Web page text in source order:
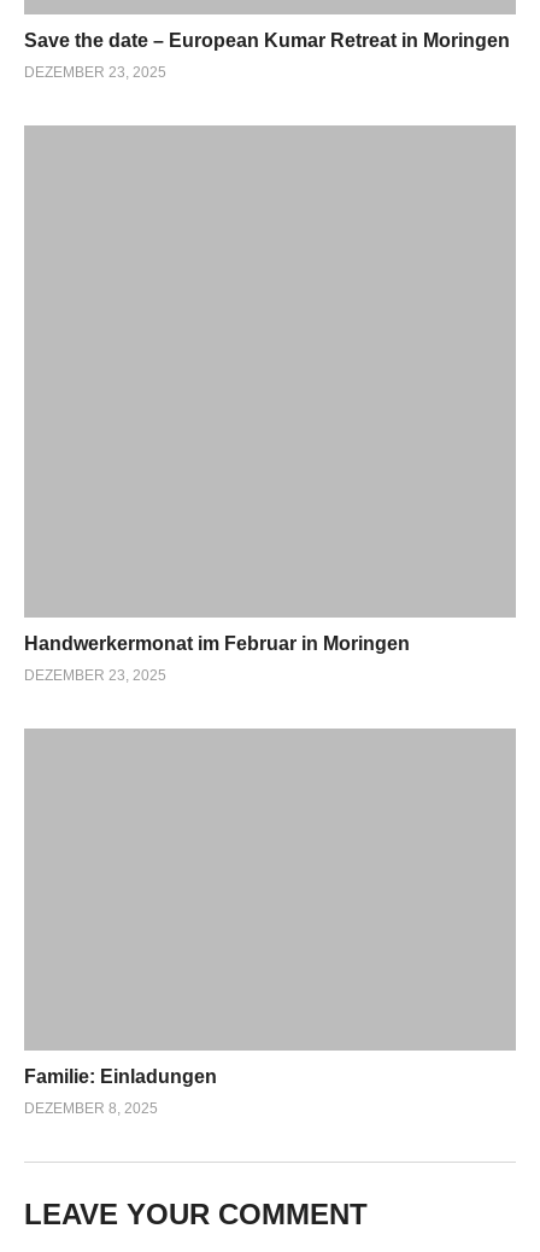
Save the date – European Kumar Retreat in Moringen
DEZEMBER 23, 2025
Handwerkermonat im Februar in Moringen
DEZEMBER 23, 2025
Familie: Einladungen
DEZEMBER 8, 2025
LEAVE YOUR COMMENT